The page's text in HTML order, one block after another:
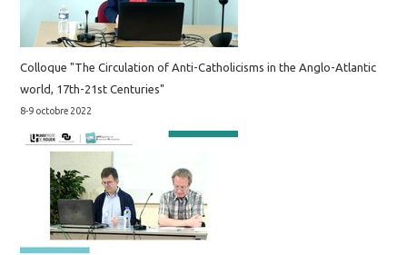
Colloque "The Circulation of Anti-Catholicisms in the Anglo-Atlantic
world, 17th-21st Centuries"
8-9 octobre 2022